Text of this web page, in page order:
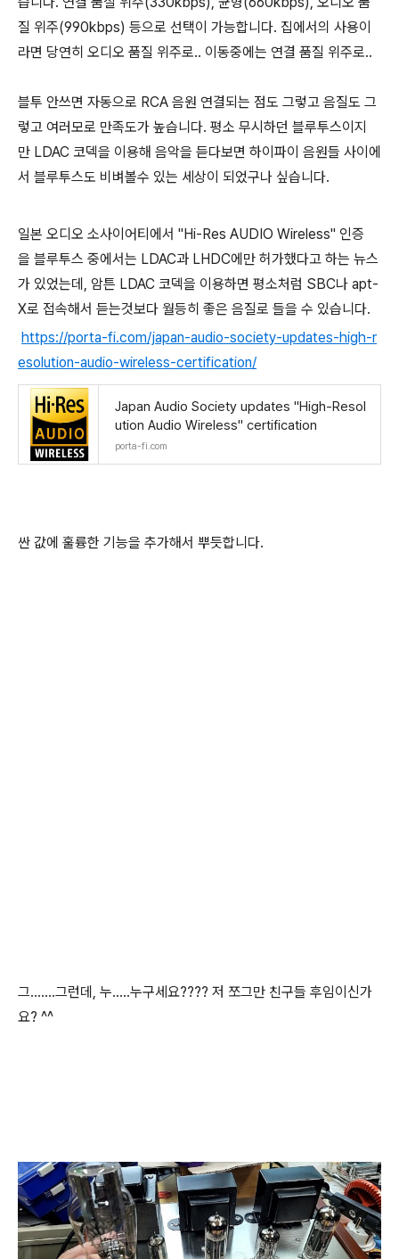
질 위주(990kbps) 등으로 선택이 가능합니다. 집에서의 사용이
라면 당연히 오디오 품질 위주로.. 이동중에는 연결 품질 위주로..
블투 안쓰면 자동으로 RCA 음원 연결되는 점도 그렇고 음질도 그
렇고 여러모로 만족도가 높습니다. 평소 무시하던 블루투스이지
만 LDAC 코덱을 이용해 음악을 듣다보면 하이파이 음원들 사이에
서 블루투스도 비벼볼수 있는 세상이 되었구나 싶습니다.
일본 오디오 소사이어티에서 "Hi-Res AUDIO Wireless" 인증
을 블루투스 중에서는 LDAC과 LHDC에만 허가했다고 하는 뉴스
가 있었는데, 암튼 LDAC 코덱을 이용하면 평소처럼 SBC나 apt-
X로 접속해서 듣는것보다 월등히 좋은 음질로 들을 수 있습니다.
https://porta-fi.com/japan-audio-society-updates-high-r
esolution-audio-wireless-certification/
Japan Audio Society updates "High-Resol
ution Audio Wireless" certification
porta-fi.com
싼 값에 훌륭한 기능을 추가해서 뿌듯합니다.
그.......그런데, 누.....누구세요???? 저 쪼그만 친구들 후임이신가
요? ^^